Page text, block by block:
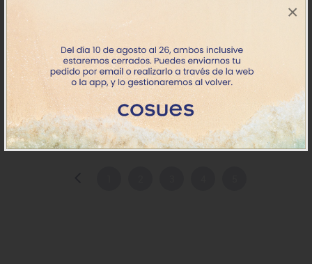
×
Sin resultados en la búsqueda